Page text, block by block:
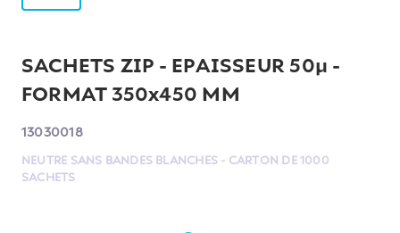
SACHETS ZIP - EPAISSEUR 50µ -
FORMAT 350x450 MM
13030018
NEUTRE SANS BANDES BLANCHES - CARTON DE 1000
SACHETS